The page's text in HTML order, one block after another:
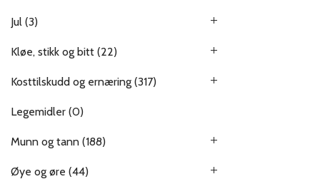
Jul (3)
Kløe, stikk og bitt (22)
Kosttilskudd og ernæring (317)
Legemidler (0)
Munn og tann (188)
Øye og øre (44)